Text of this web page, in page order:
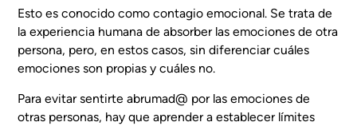
Esto es conocido como contagio emocional. Se trata de
la experiencia humana de absorber las emociones de otra
persona, pero, en estos casos, sin diferenciar cuáles
emociones son propias y cuáles no.
Para evitar sentirte abrumad@ por las emociones de
otras personas, hay que aprender a establecer límites